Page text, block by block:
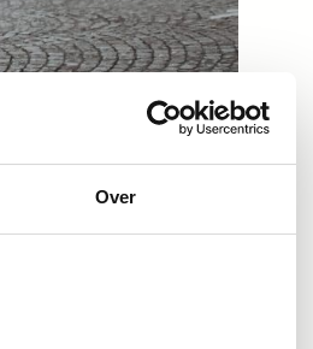
Over